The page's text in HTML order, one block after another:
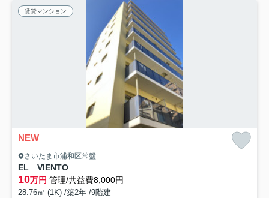
賃貸マンション
NEW
さいたま市浦和区常盤
EL VIENTO
10万円 管理/共益費8,000円
28.76㎡ (1K) /築2年 /9階建